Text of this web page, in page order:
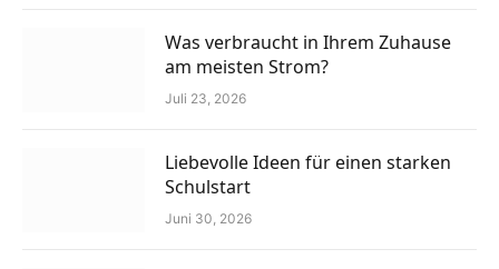
Was verbraucht in Ihrem Zuhause
am meisten Strom?
Juli 23, 2026
Liebevolle Ideen für einen starken
Schulstart
Juni 30, 2026